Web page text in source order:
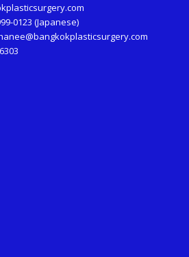
0123 (Japanese)